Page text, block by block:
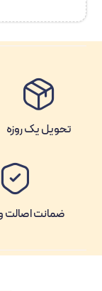
تحویل یک روزه
ضمانت اصالت